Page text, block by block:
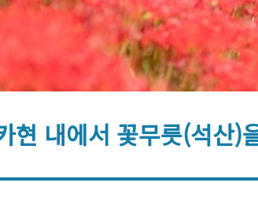
현 내에서 꽃무릇(석산)